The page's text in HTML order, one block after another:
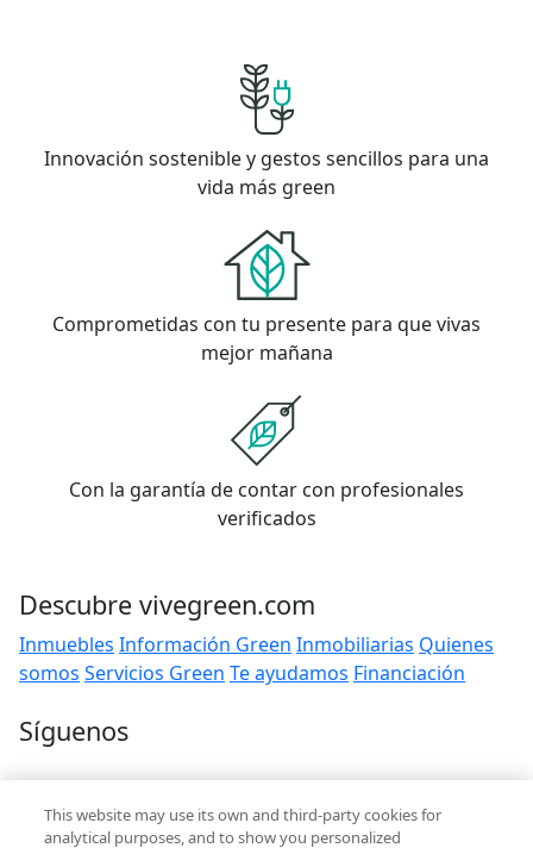
Innovación sostenible y gestos sencillos para una
vida más green
Comprometidas con tu presente para que vivas
mejor mañana
Con la garantía de contar con profesionales
verificados
Descubre vivegreen.com
Inmuebles Información Green Inmobiliarias Quienes
somos Servicios Green Te ayudamos Financiación
Síguenos
Contacto
hola@vivegreen.com
This website may use its own and third-party cookies for
analytical purposes, and to show you personalized